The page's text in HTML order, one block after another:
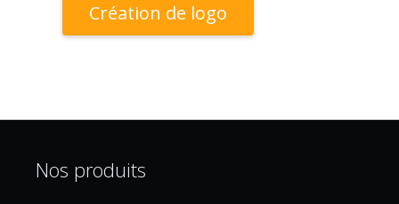
Création de logo
Nos produits